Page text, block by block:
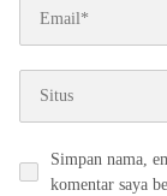
Simpan nama,
komentar saya